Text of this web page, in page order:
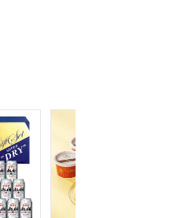
お中元】[EX-C30]
ビールセット【夏の贈りも
アサヒスーパードライ缶ビ